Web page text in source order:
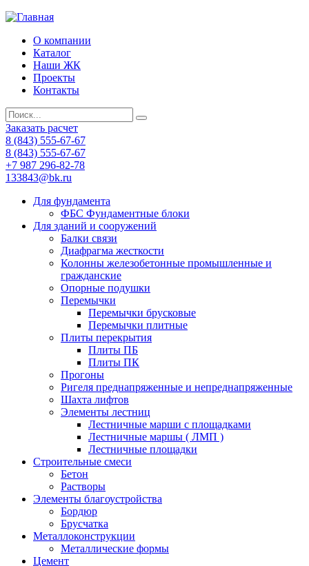
О компании
Каталог
Наши ЖК
Проекты
Контакты
Заказать расчет
8 (843) 555-67-67
8 (843) 555-67-67
+7 987 296-82-78
133843@bk.ru
Для фундамента
ФБС Фундаментные блоки
Для зданий и сооружений
Балки связи
Диафрагма жесткости
Колонны железобетонные промышленные и
гражданские
Опорные подушки
Перемычки
Перемычки брусковые
Перемычки плитные
Плиты перекрытия
Плиты ПБ
Плиты ПК
Прогоны
Ригеля преднапряженные и непреднапряженные
Шахта лифтов
Элементы лестниц
Лестничные марши с площадками
Лестничные маршы ( ЛМП )
Лестничные площадки
Строительные смеси
Бетон
Растворы
Элементы благоустройства
Бордюр
Брусчатка
Металлоконструкции
Металлические формы
Цемент